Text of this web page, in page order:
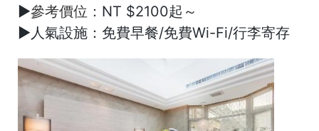
►參考價位： NT $2100起～
►人氣設施： 免費早餐/免費Wi-Fi/行李寄存